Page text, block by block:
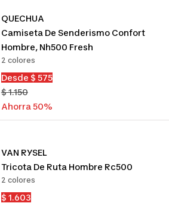
QUECHUA
Camiseta De Senderismo Confort
Hombre, Nh500 Fresh
2 colores
Precio
de
venta
Desde $ 575
Precio
normal
$ 1.150
Ahorra 50%
VAN RYSEL
Tricota De Ruta Hombre Rc500
2 colores
Precio
$ 1.603